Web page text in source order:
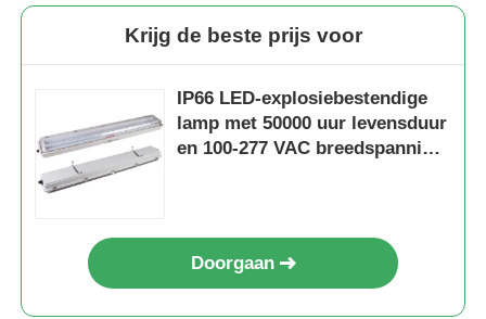
Krijg de beste prijs voor
IP66 LED-explosiebestendige
lamp met 50000 uur levensduur
en 100-277 VAC breedspanning
Doorgaan